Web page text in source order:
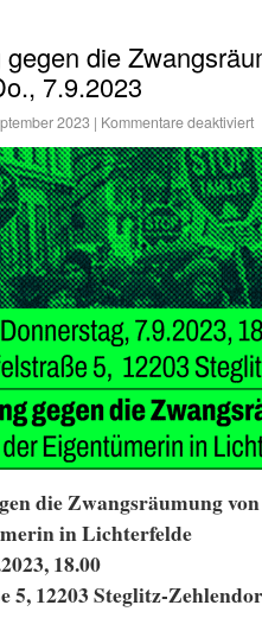
die
7.9.2023
2023 | Kommentare deaktiviert
die Zwangsräumung
in Lichterfelde
18.00
5, 12203 Steglitz-